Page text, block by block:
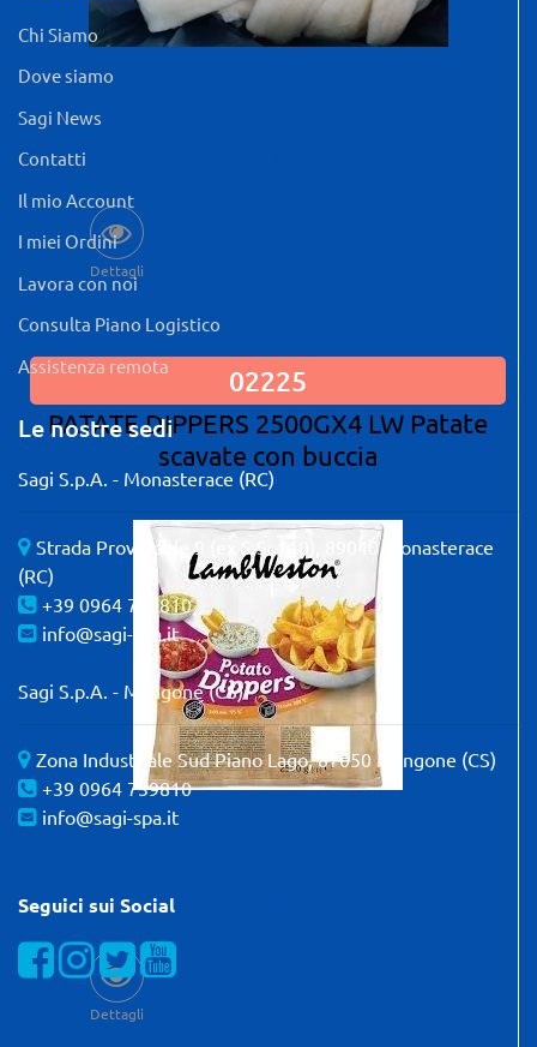
Dettagli
02225
PATATE DIPPERS 2500GX4 LW Patate
scavate con buccia
Dettagli
Chi Siamo
Dove siamo
Sagi News
Contatti
Il mio Account
I miei Ordini
Lavora con noi
Consulta Piano Logistico
Assistenza remota
Le nostre sedi
Sagi S.p.A. - Monasterace (RC)
Strada Provinciale 9 (ex S.S. 110), 89040 Monasterace
(RC)
+39 0964 739810
info@sagi-spa.it
Sagi S.p.A. - Mangone (CS)
Zona Industriale Sud Piano Lago, 87050 Mangone (CS)
+39 0964 739810
info@sagi-spa.it
Seguici sui Social
Visualizza la nostra pagina Facebook
Visualizza il nostro profilo Instagram
Visualizza il nostro profilo Twitter
Visualizza il nostro canale YOUTube